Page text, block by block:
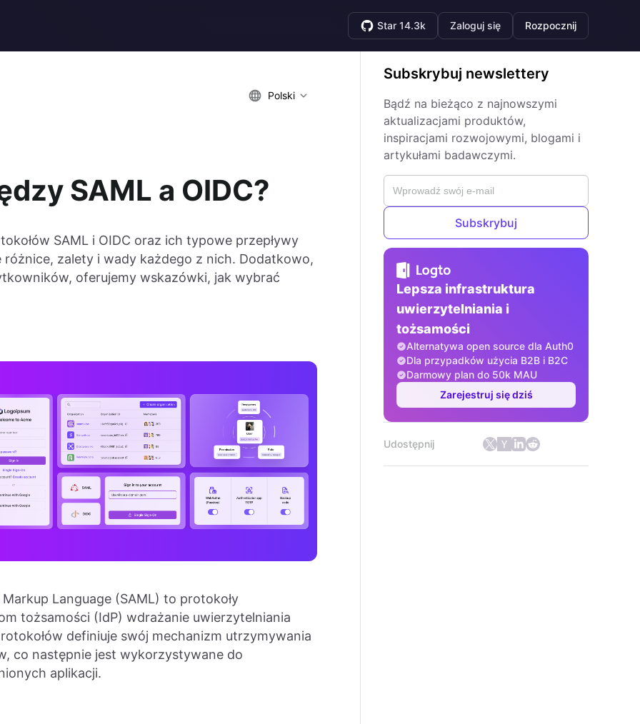
Star 14.3k Zaloguj się Rozpocznij
Polski
SAML a OIDC?
SAML i OIDC oraz ich typowe przepływy
zalety i wady każdego z nich. Dodatkowo,
oferujemy wskazówki, jak wybrać
Language (SAML) to protokoły
tożsamości (IdP) wdrażanie uwierzytelniania
definiuje swój mechanizm utrzymywania
co następnie jest wykorzystywane do
aplikacji.
Subskrybuj newslettery
Bądź na bieżąco z najnowszymi
aktualizacjami produktów,
inspiracjami rozwojowymi, blogami i
artykułami badawczymi.
Subskrybuj
Lepsza infrastruktura
uwierzytelniania i
tożsamości
Alternatywa open source dla Auth0
Dla przypadków użycia B2B i B2C
Darmowy plan do 50k MAU
Zarejestruj się dziś
Udostępnij